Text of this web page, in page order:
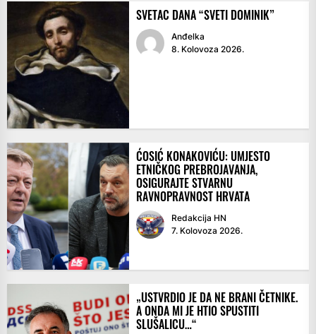
SVETAC DANA “SVETI DOMINIK”
Anđelka
8. Kolovoza 2026.
ĆOSIĆ KONAKOVIĆU: UMJESTO
ETNIČKOG PREBROJAVANJA,
OSIGURAJTE STVARNU
RAVNOPRAVNOST HRVATA
Redakcija HN
7. Kolovoza 2026.
„USTVRDIO JE DA NE BRANI ČETNIKE.
A ONDA MI JE HTIO SPUSTITI
SLUŠALICU…“